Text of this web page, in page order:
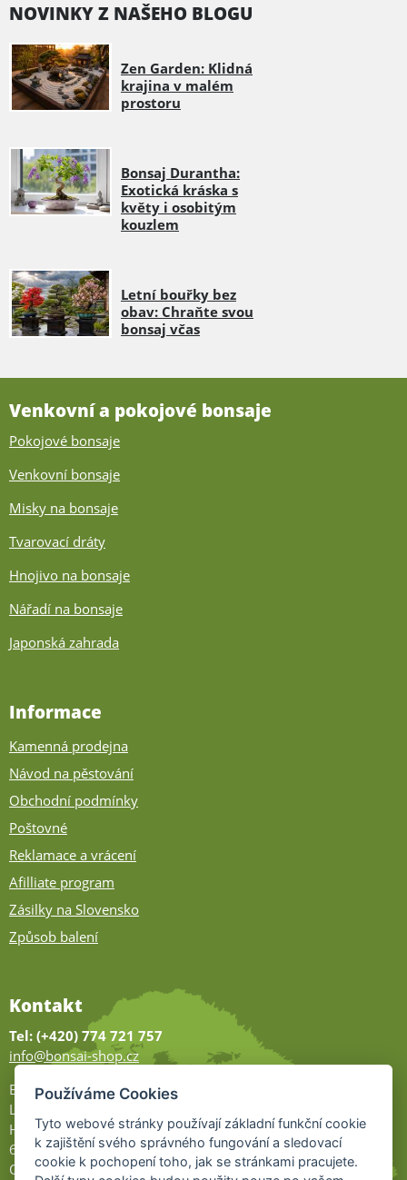
NOVINKY Z NAŠEHO BLOGU
Zen Garden: Klidná
krajina v malém
prostoru
Bonsaj Durantha:
Exotická kráska s
květy i osobitým
kouzlem
Letní bouřky bez
obav: Chraňte svou
bonsaj včas
Venkovní a pokojové bonsaje
Pokojové bonsaje
Venkovní bonsaje
Misky na bonsaje
Tvarovací dráty
Hnojivo na bonsaje
Nářadí na bonsaje
Japonská zahrada
Informace
Kamenná prodejna
Návod na pěstování
Obchodní podmínky
Poštovné
Reklamace a vrácení
Afilliate program
Zásilky na Slovensko
Způsob balení
Kontakt
Tel: (+420) 774 721 757
info@bonsai-shop.cz
Bonsai-shop
Legionářů 2
Hodonín
695 01
Otevřeno:
Používáme Cookies
Tyto webové stránky používají základní funkční cookie
k zajištění svého správného fungování a sledovací
cookie k pochopení toho, jak se stránkami pracujete.